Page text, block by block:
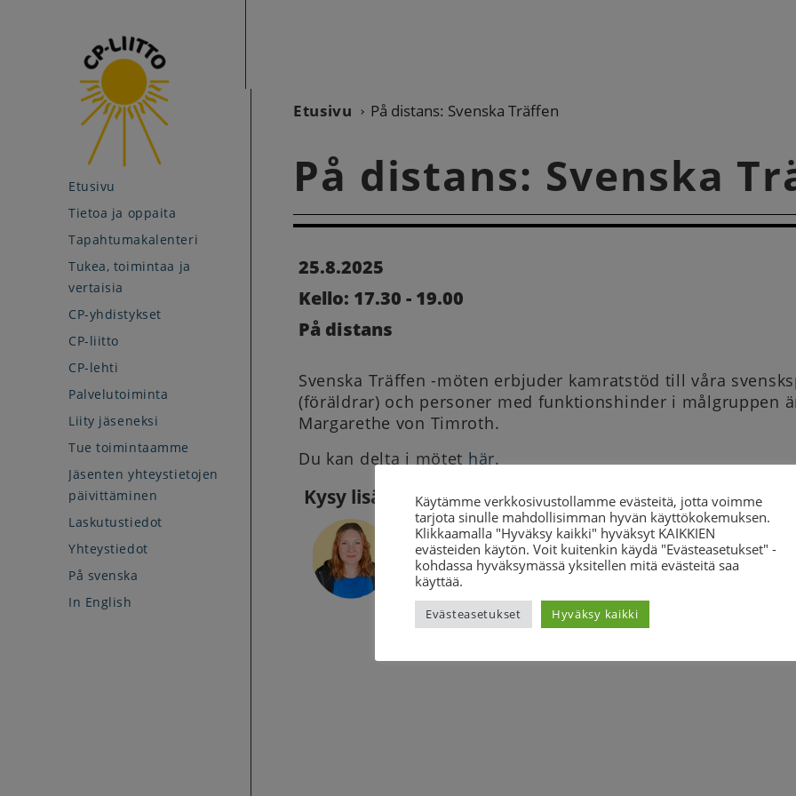
Etusivu
Tietoa ja oppaita
Tapahtumakalenteri
Tukea, toimintaa ja
vertaisia
CP-yhdistykset
CP-liitto
CP-lehti
Palvelutoiminta
Liity jäseneksi
Tue toimintaamme
Jäsenten yhteystietojen
päivittäminen
Laskutustiedot
Yhteystiedot
På svenska
In English
Etusivu På distans: Svenska Träffen
På distans: Svenska
25.8.2025
Kello: 17.30 - 19.00
På distans
Svenska Träffen -möten erbjuder kamratstöd till våra
(föräldrar) och personer med funktionshinder i målgruppen
Margarethe von Timroth.
Du kan delta i mötet här.
Kysy lisää
suunnittelija (lapsiperheet)
Sanna Tuisku-Lehto
044 401 0566
sanna.tuisku-lehto@cp-liitto.fi
Käytämme verkkosivustollamme evästeitä, jotta voimme
tarjota sinulle mahdollisimman hyvän käyttökokemuksen.
Klikkaamalla "Hyväksy kaikki" hyväksyt KAIKKIEN
evästeiden käytön. Voit kuitenkin käydä "Evästeasetukset" -
kohdassa hyväksymässä yksitellen mitä evästeitä saa
käyttää.
Evästeasetukset Hyväksy kaikki